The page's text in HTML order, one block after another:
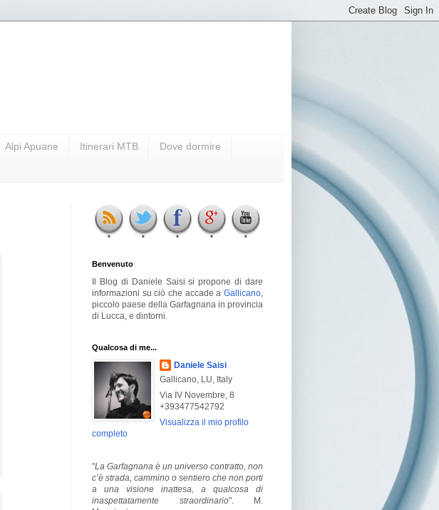
Alpi Apuane Itinerari MTB Dove dormire
Benvenuto
Il Blog di Daniele Saisi si propone di dare
informazioni su ciò che accade a Gallicano
piccolo paese della Garfagnana in provincia
di Lucca, e dintorni.
Qualcosa di me...
Daniele Saisi
Gallicano, LU, Italy
Via IV Novembre, 8
+393477542792
Visualizza il mio profilo
completo
"La Garfagnana è un universo contratto, non
c’è strada, cammino o sentiero che non porti
a una visione inattesa, a qualcosa di
inaspettatamente straordinario". M.